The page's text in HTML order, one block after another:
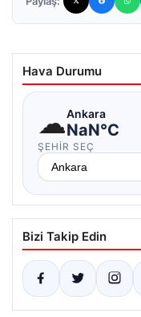
Hava Durumu
☁Ankara
NaN°C
ŞEHIR SEÇ
Bizi Takip Edin